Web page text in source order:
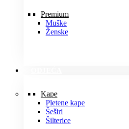
Premium
Muške
Ženske
Kape
Pletene kape
Šeširi
Šilterice